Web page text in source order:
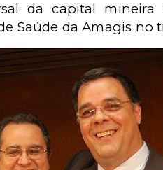
da capital mineira
Saúde da Amagis no